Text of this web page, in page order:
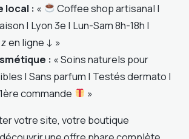
local : «
Coffee shop artisanal |
| Lyon 3e | Lun-Sam 8h-18h |
en ligne ↓ »
: « Soins naturels pour
| Sans parfum | Testés dermato |
commande
»
votre site, votre boutique